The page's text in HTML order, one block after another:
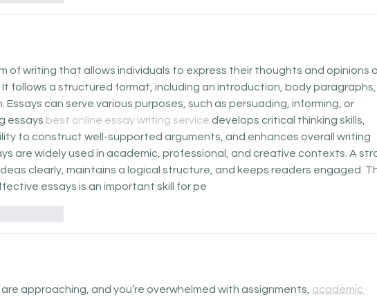
of writing that allows individuals to express their thoughts and opinions
follows a structured format, including an introduction, body paragraphs,
Essays can serve various purposes, such as persuading, informing, or
essays best online essay writing service develops critical thinking skills,
to construct well-supported arguments, and enhances overall writing
are widely used in academic, professional, and creative contexts. A
clearly, maintains a logical structure, and keeps readers engaged.
essays is an important skill for pe
approaching, and you’re overwhelmed with assignments, academic